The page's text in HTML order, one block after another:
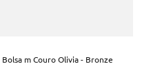
Bolsa m Couro Olivia - Bronze